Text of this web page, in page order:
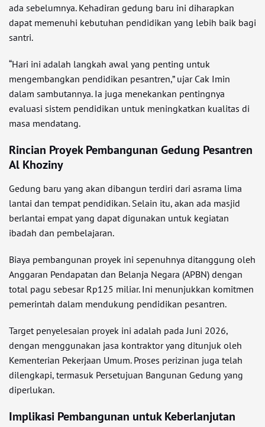
ada sebelumnya. Kehadiran gedung baru ini diharapkan
dapat memenuhi kebutuhan pendidikan yang lebih baik bagi
santri.
“Hari ini adalah langkah awal yang penting untuk
mengembangkan pendidikan pesantren,” ujar Cak Imin
dalam sambutannya. Ia juga menekankan pentingnya
evaluasi sistem pendidikan untuk meningkatkan kualitas di
masa mendatang.
Rincian Proyek Pembangunan Gedung Pesantren
Al Khoziny
Gedung baru yang akan dibangun terdiri dari asrama lima
lantai dan tempat pendidikan. Selain itu, akan ada masjid
berlantai empat yang dapat digunakan untuk kegiatan
ibadah dan pembelajaran.
Biaya pembangunan proyek ini sepenuhnya ditanggung oleh
Anggaran Pendapatan dan Belanja Negara (APBN) dengan
total pagu sebesar Rp125 miliar. Ini menunjukkan komitmen
pemerintah dalam mendukung pendidikan pesantren.
Target penyelesaian proyek ini adalah pada Juni 2026,
dengan menggunakan jasa kontraktor yang ditunjuk oleh
Kementerian Pekerjaan Umum. Proses perizinan juga telah
dilengkapi, termasuk Persetujuan Bangunan Gedung yang
diperlukan.
Implikasi Pembangunan untuk Keberlanjutan